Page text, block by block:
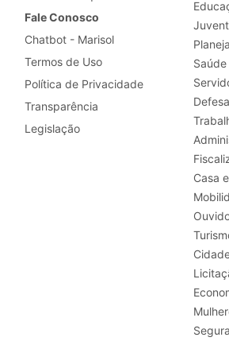
Fale Conosco
Chatbot - Marisol
Termos de Uso
Política de Privacidade
Transparência
Legislação
Casa